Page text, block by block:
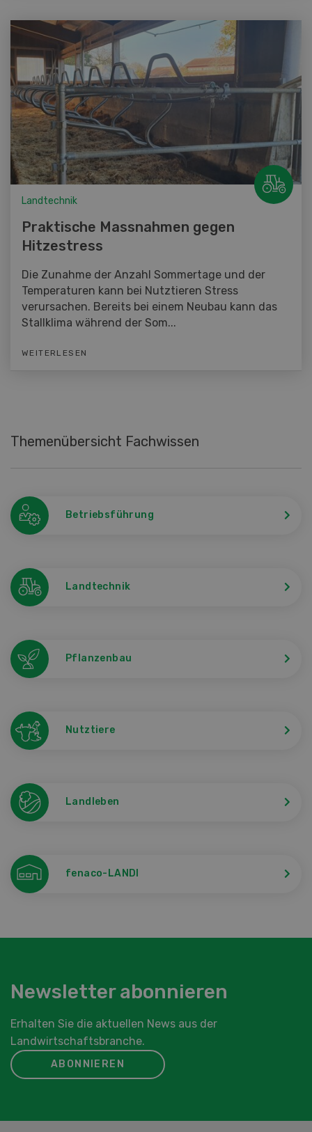
Landtechnik
Praktische Massnahmen gegen
Hitzestress
Die Zunahme der Anzahl Sommertage und der
Temperaturen kann bei Nutztieren Stress
verursachen. Bereits bei einem Neubau kann das
Stallklima während der Som...
WEITERLESEN
Themenübersicht Fachwissen
Betriebsführung
Landtechnik
Pflanzenbau
Nutztiere
Landleben
fenaco-LANDI
Newsletter abonnieren
Erhalten Sie die aktuellen News aus der
Landwirtschaftsbranche.
ABONNIEREN